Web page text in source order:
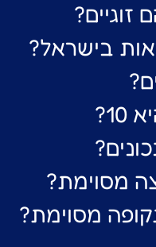
בישראל?
מסוימת?
מסוימת?